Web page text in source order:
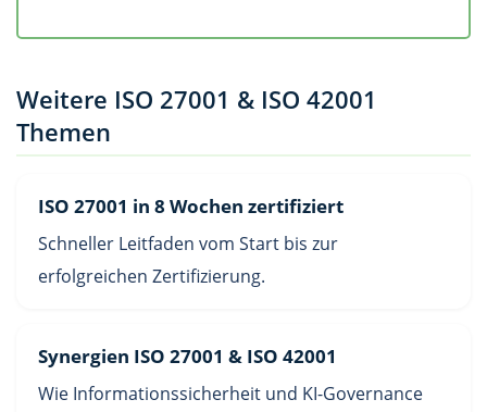
Weitere ISO 27001 & ISO 42001
Themen
ISO 27001 in 8 Wochen zertifiziert
Schneller Leitfaden vom Start bis zur
erfolgreichen Zertifizierung.
Synergien ISO 27001 & ISO 42001
Wie Informationssicherheit und KI-Governance